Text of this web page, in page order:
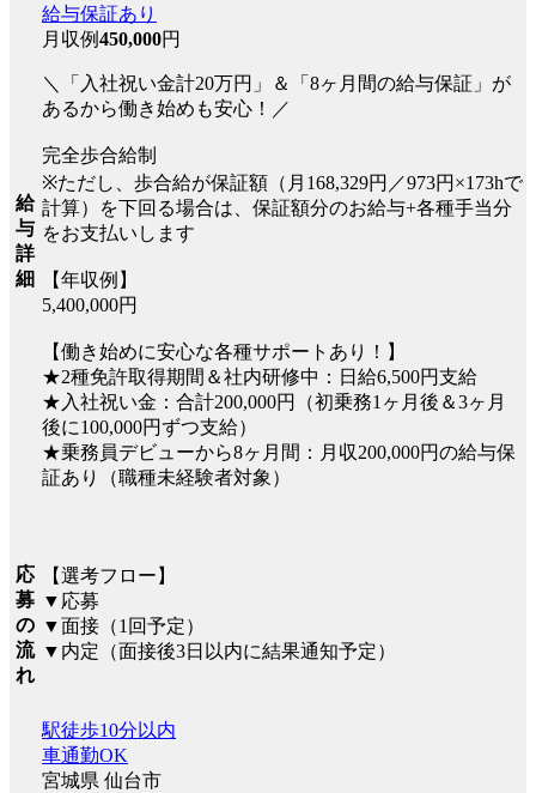
給
与
詳
細
給与保証あり
月収例450,000円
＼「入社祝い金計20万円」＆「8ヶ月間の給与保証」が
あるから働き始めも安心！／
完全歩合給制
※ただし、歩合給が保証額（月168,329円／973円×173hで
計算）を下回る場合は、保証額分のお給与+各種手当分
をお支払いします
【年収例】
5,400,000円
【働き始めに安心な各種サポートあり！】
★2種免許取得期間＆社内研修中：日給6,500円支給
★入社祝い金：合計200,000円（初乗務1ヶ月後＆3ヶ月
後に100,000円ずつ支給）
★乗務員デビューから8ヶ月間：月収200,000円の給与保
証あり（職種未経験者対象）
応
募
の
流
れ
【選考フロー】
▼応募
▼面接（1回予定）
▼内定（面接後3日以内に結果通知予定）
駅徒歩10分以内
車通勤OK
宮城県 仙台市